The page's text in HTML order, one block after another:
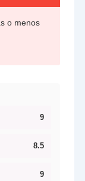
o menos
9
8.5
9